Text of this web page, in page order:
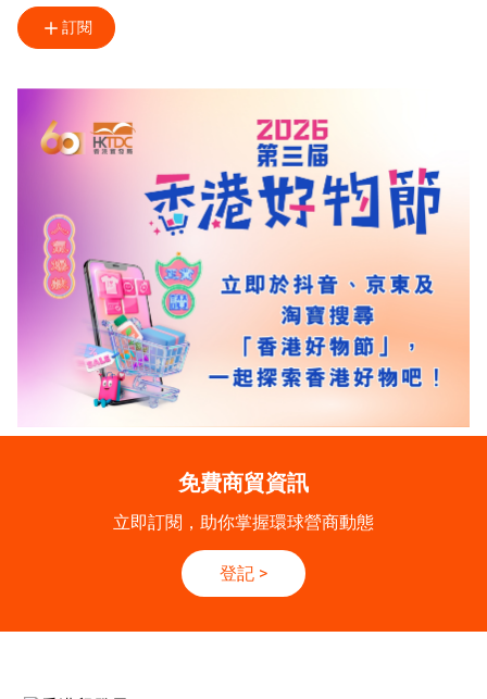
訂閱
免費商貿資訊
立即訂閱，助你掌握環球營商動態
登記 >